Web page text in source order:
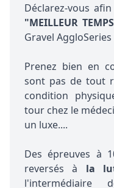
Déclarez-vous
"MEILLEUR
Gravel
Prenez bien en
sont pas de tout
condition
tour chez le
un luxe....
Des épreuves à
reversés à la
l'intermédiaire